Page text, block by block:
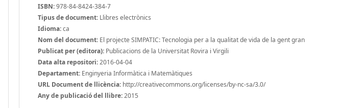
ISBN:978-84-8424-384-7
Tipus de document: Llibres electrònics
Idioma:ca
Nom del document: El projecte SIMPATIC: Tecnologia per a la qualitat de vida de la gent gran
Publicat per (editora): Publicacions de la Universitat Rovira i Virgili
Data alta repositori:2016-04-04
Departament: Enginyeria Informàtica i Matemàtiques
URL Document de llicència: http://creativecommons.org/licenses/by-nc-sa/3.0/
Any de publicació del llibre:2015